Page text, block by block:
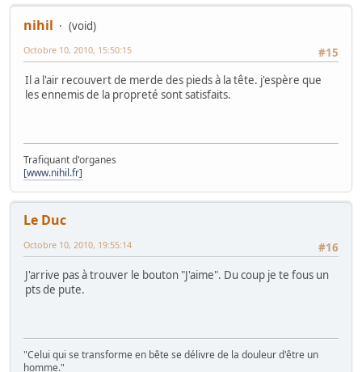
nihil
(void)
#15
Octobre 10, 2010, 15:50:15
Il a l'air recouvert de merde des pieds à la tête. j'espère que
les ennemis de la propreté sont satisfaits.
Trafiquant d'organes
[www.nihil.fr]
Le Duc
#16
Octobre 10, 2010, 19:55:14
J'arrive pas à trouver le bouton "J'aime". Du coup je te fous un
pts de pute.
"Celui qui se transforme en bête se délivre de la douleur d'être un
homme."